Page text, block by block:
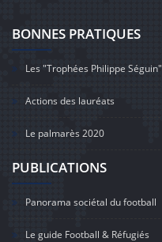
BONNES PRATIQUES
Les "Trophées Philippe Séguin"
Actions des lauréats
Le palmarès 2020
PUBLICATIONS
Panorama sociétal du football
Le guide Football & Réfugiés